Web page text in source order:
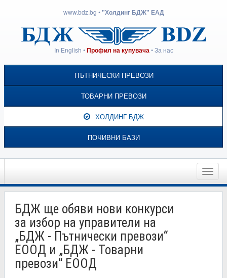
www.bdz.bg •"Холдинг БДЖ" ЕАД
In English •Профил на купувача •За нас
ПЪТНИЧЕСКИ ПРЕВОЗИ
ТОВАРНИ ПРЕВОЗИ
ХОЛДИНГ БДЖ
ПОЧИВНИ БАЗИ
Toggle
БДЖ ще обяви нови конкурси
за избор на управители на
„БДЖ - Пътнически превози“
ЕООД и „БДЖ - Товарни
превози“ ЕООД